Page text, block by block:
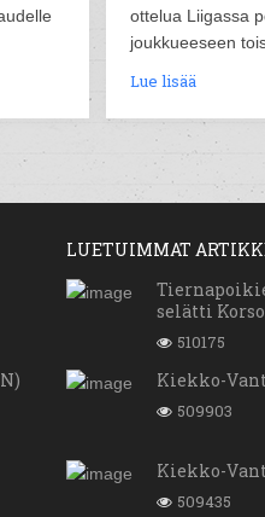
ottelua Liigassa
joukkueeseen
Lue lisää
LUETUIMMAT
selätti
510175
Kiekko-
509903
Kiekko-
509435